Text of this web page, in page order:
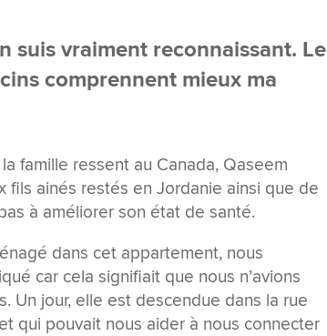
suis vraiment reconnaissant. Le
comprennent mieux ma
famille ressent au Canada, Qaseem
fils ainés restés en Jordanie ainsi que de
à améliorer son état de santé.
dans cet appartement, nous
car cela signifiait que nous n’avions
Un jour, elle est descendue dans la rue
qui pouvait nous aider à nous connecter